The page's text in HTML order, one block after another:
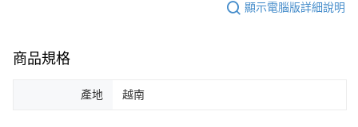
顯示電腦版詳細說明
商品規格
產地 越南